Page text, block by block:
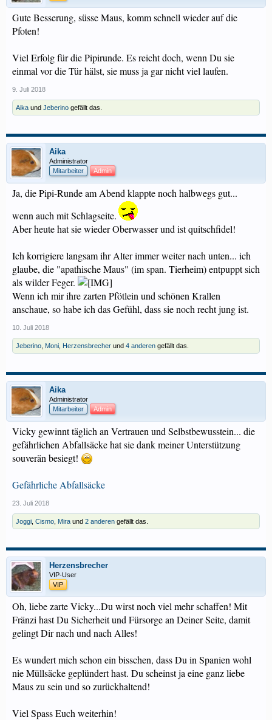
Gute Besserung, süsse Maus, komm schnell wieder auf die
Pfoten!
Viel Erfolg für die Pipirunde. Es reicht doch, wenn Du sie
einmal vor die Tür hälst, sie muss ja gar nicht viel laufen.
9. Juli 2018
Aika und Jeberino gefällt das.
Aika
Administrator
Mitarbeiter
Admin
Ja, die Pipi-Runde am Abend klappte noch halbwegs gut...
wenn auch mit Schlagseite.
Aber heute hat sie wieder Oberwasser und ist quitschfidel!
Ich korrigiere langsam ihr Alter immer weiter nach unten... ich
glaube, die "apathische Maus" (im span. Tierheim) entpuppt sich
als wilder Feger.
Wenn ich mir ihre zarten Pfötlein und schönen Krallen
anschaue, so habe ich das Gefühl, dass sie noch recht jung ist.
10. Juli 2018
Jeberino Moni Herzensbrecher und 4 anderen gefällt das.
Aika
Administrator
Mitarbeiter
Admin
Vicky gewinnt täglich an Vertrauen und Selbstbewusstein... die
gefährlichen Abfallsäcke hat sie dank meiner Unterstützung
souverän besiegt!
Gefährliche Abfallsäcke
23. Juli 2018
Joggi Cismo Mira und 2 anderen gefällt das.
Herzensbrecher
VIP-User
VIP
Oh, liebe zarte Vicky...Du wirst noch viel mehr schaffen! Mit
Fränzi hast Du Sicherheit und Fürsorge an Deiner Seite, damit
gelingt Dir nach und nach Alles!
Es wundert mich schon ein bisschen, dass Du in Spanien wohl
nie Müllsäcke geplündert hast. Du scheinst ja eine ganz liebe
Maus zu sein und so zurückhaltend!
Viel Spass Euch weiterhin!